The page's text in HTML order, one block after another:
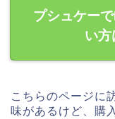
プシュケー
い方
こちらのページに
味があるけど、購